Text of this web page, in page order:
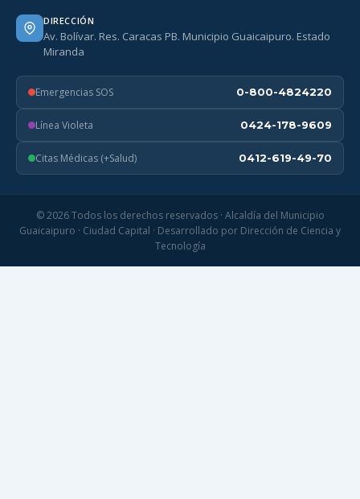
DIRECCIÓN
Av. Bolívar. Res. Caracas PB. Municipio Guaicaipuro. Estado
Miranda
Emergencias SOS 0-800-4824220
Línea Violeta 0424-178-9609
Citas Médicas (+Salud) 0412-619-49-70
© 2026 Todos los derechos reservados · Alcaldía del Municipio
Guaicaipuro · Ciudad Capital · Desarrollado por Dirección de Ciencia y
Tecnología